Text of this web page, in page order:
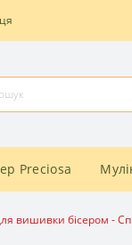
Preciosa
вишивки бісером -